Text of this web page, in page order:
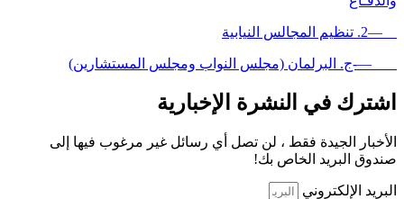
—2. تنظيم المجالس النيابية
—-ج. البرلمان (مجلس النواب ومجلس المستشارين)
اشترك في النشرة الإخبارية
الأخبار الجيدة فقط ، لن تصل أي رسائل غير مرغوب فيها إلى
صندوق البريد الخاص بك!
البريد الإلكتروني